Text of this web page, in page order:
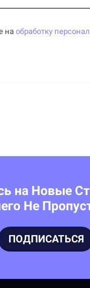
наобработку
на Новые
Не
ПОДПИСАТЬСЯ